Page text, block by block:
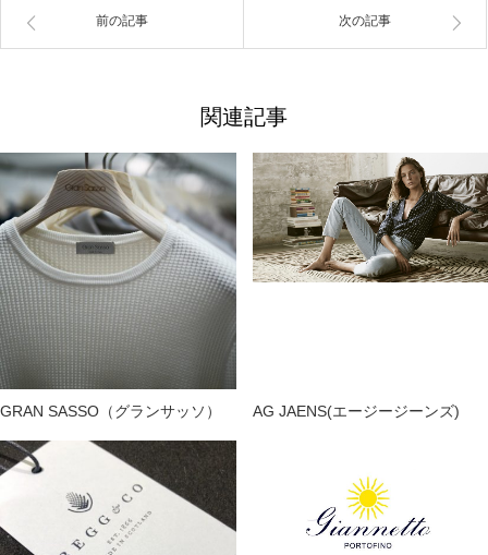
前の記事 次の記事
関連記事
GRAN SASSO（グランサッソ） AG JAENS(エージージーンズ)